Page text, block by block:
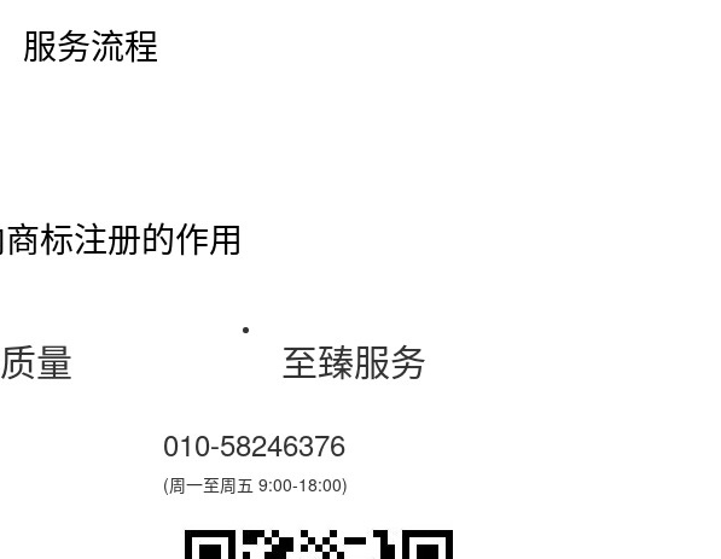
服务流程
标注册的作用
量 至臻服务
010-58246376
(周一至周五 9:00-18:00)